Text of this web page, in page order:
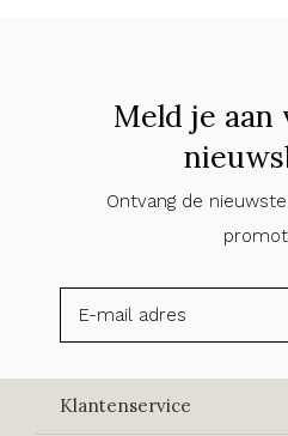
Meld je aan
Ontvang de
Klantenservice